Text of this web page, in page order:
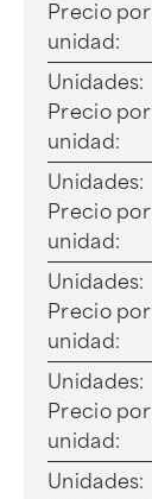
Precio por
unidad:
Unidades:
Precio por
unidad:
Unidades:
Precio por
unidad:
Unidades:
Precio por
unidad:
Unidades:
Precio por
unidad:
Unidades: